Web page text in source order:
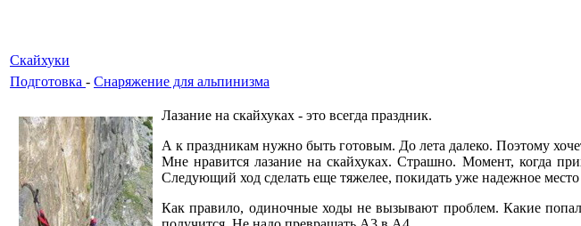
Cкайхуки
Подготовка - Снаряжение для альпинизма
Лазание на скайхуках - это всегда праздник.
А к праздникам нужно быть готовым. До лета далеко. Поэтому
Мне нравится лазание на скайхуках. Страшно. Момент, когда
Следующий ход сделать еще тяжелее, покидать уже надежное
Как правило, одиночные ходы не вызывают проблем. Какие